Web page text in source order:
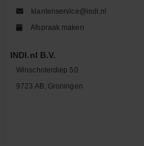
klantenservice@indi.nl
Afspraak maken
INDI.nl B.V.
Winschoterdiep 50
9723 AB, Groningen